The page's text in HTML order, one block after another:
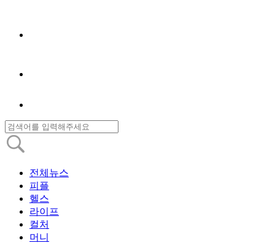
전체뉴스
피플
헬스
라이프
컬처
머니